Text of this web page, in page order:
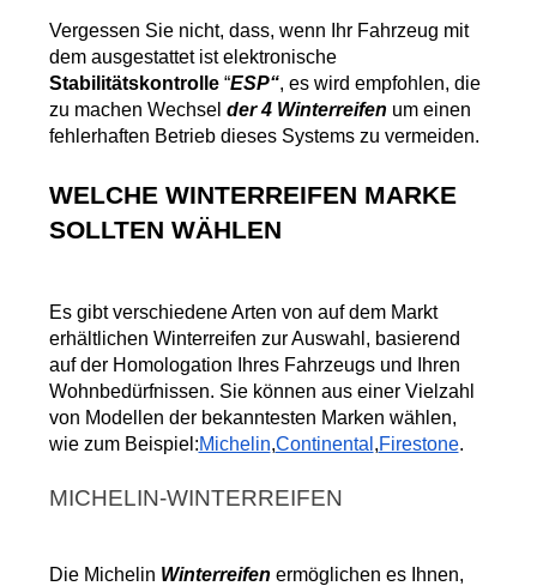
Vergessen Sie nicht, dass, wenn Ihr Fahrzeug mit
dem ausgestattet ist elektronische
Stabilitätskontrolle “ESP“, es wird empfohlen, die
zu machen Wechsel der 4 Winterreifen um einen
fehlerhaften Betrieb dieses Systems zu vermeiden.
WELCHE WINTERREIFEN MARKE
SOLLTEN WÄHLEN
Es gibt verschiedene Arten von auf dem Markt
erhältlichen Winterreifen zur Auswahl, basierend
auf der Homologation Ihres Fahrzeugs und Ihren
Wohnbedürfnissen. Sie können aus einer Vielzahl
von Modellen der bekanntesten Marken wählen,
wie zum Beispiel:Michelin,Continental ,Firestone.
MICHELIN-WINTERREIFEN
Die Michelin Winterreifen ermöglichen es Ihnen,